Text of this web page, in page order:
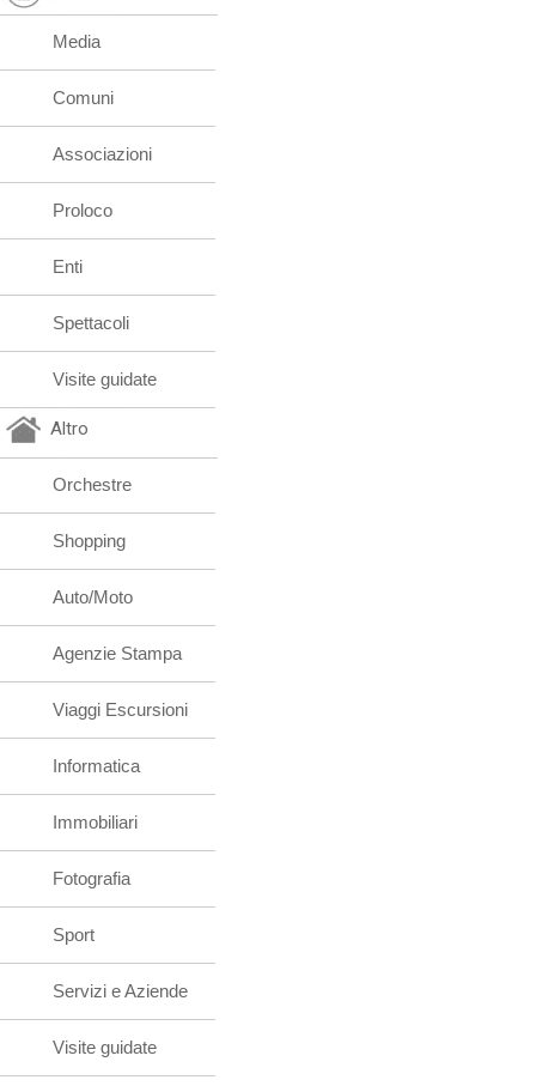
Media
Comuni
Associazioni
Proloco
Enti
Spettacoli
Visite guidate
Altro
Orchestre
Shopping
Auto/Moto
Agenzie Stampa
Viaggi Escursioni
Informatica
Immobiliari
Fotografia
Sport
Servizi e Aziende
Visite guidate